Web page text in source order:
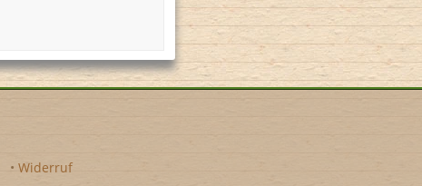
• Widerruf